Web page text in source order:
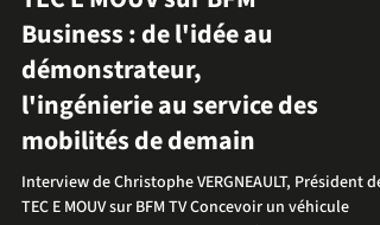
TEC E MOUV sur BFM
Business : de l'idée au
démonstrateur,
l'ingénierie au service des
mobilités de demain